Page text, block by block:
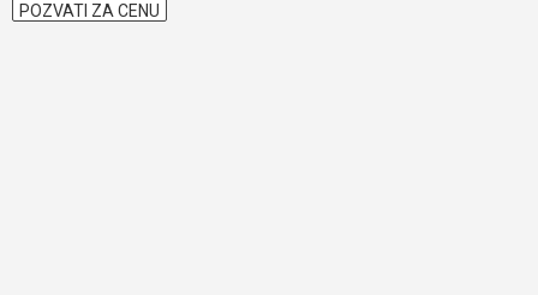
POZVATI ZA CENU